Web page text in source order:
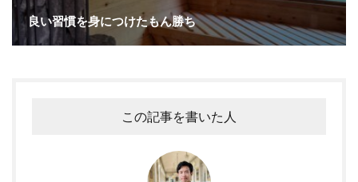
良い習慣を身につけたもん勝ち
この記事を書いた人